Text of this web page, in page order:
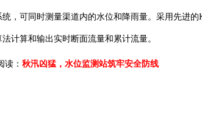
统，可同时测量渠道内的水位和降雨量。采用先进的
计算和输出实时断面流量和累计流量。
读： 秋汛凶猛，水位监测站筑牢安全防线